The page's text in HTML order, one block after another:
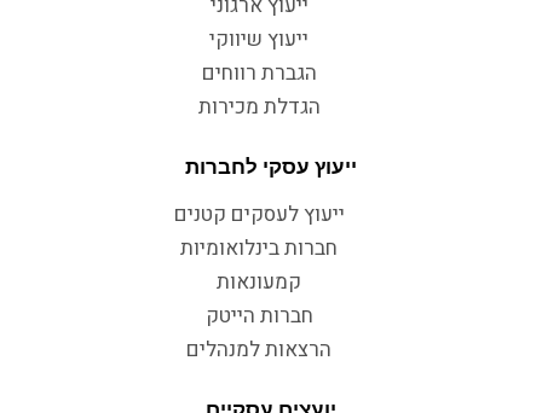
ייעוץ שיווקי
הגברת רווחים
הגדלת מכירות
ייעוץ עסקי לחברות
ייעוץ לעסקים קטנים
חברות בינלואומיות
קמעונאות
חברות הייטק
הרצאות למנהלים